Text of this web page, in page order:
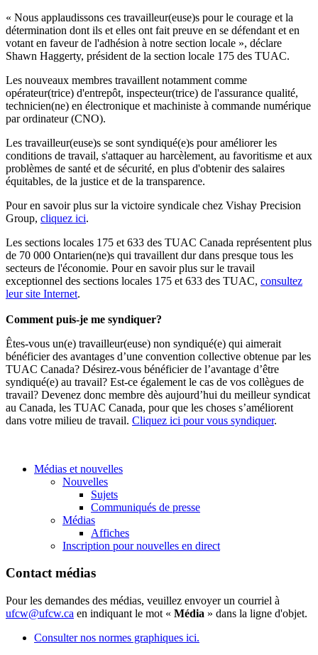
« Nous applaudissons ces travailleur(euse)s pour le courage et la
détermination dont ils et elles ont fait preuve en se défendant et en
votant en faveur de l'adhésion à notre section locale », déclare
Shawn Haggerty, président de la section locale 175 des TUAC.
Les nouveaux membres travaillent notamment comme
opérateur(trice) d'entrepôt, inspecteur(trice) de l'assurance qualité,
technicien(ne) en électronique et machiniste à commande numérique
par ordinateur (CNO).
Les travailleur(euse)s se sont syndiqué(e)s pour améliorer les
conditions de travail, s'attaquer au harcèlement, au favoritisme et aux
problèmes de santé et de sécurité, en plus d'obtenir des salaires
équitables, de la justice et de la transparence.
Pour en savoir plus sur la victoire syndicale chez Vishay Precision
Group, cliquez ici.
Les sections locales 175 et 633 des TUAC Canada représentent plus
de 70 000 Ontarien(ne)s qui travaillent dur dans presque tous les
secteurs de l'économie. Pour en savoir plus sur le travail
exceptionnel des sections locales 175 et 633 des TUAC, consultez
leur site Internet.
Comment puis-je me syndiquer?
Êtes-vous un(e) travailleur(euse) non syndiqué(e) qui aimerait
bénéficier des avantages d’une convention collective obtenue par les
TUAC Canada? Désirez-vous bénéficier de l’avantage d’être
syndiqué(e) au travail? Est-ce également le cas de vos collègues de
travail? Devenez donc membre dès aujourd’hui du meilleur syndicat
au Canada, les TUAC Canada, pour que les choses s’améliorent
dans votre milieu de travail. Cliquez ici pour vous syndiquer.
Médias et nouvelles
Nouvelles
Sujets
Communiqués de presse
Médias
Affiches
Inscription pour nouvelles en direct
Contact médias
Pour les demandes des médias, veuillez envoyer un courriel à
ufcw@ufcw.ca en indiquant le mot « Média » dans la ligne d'objet.
Consulter nos normes graphiques ici.